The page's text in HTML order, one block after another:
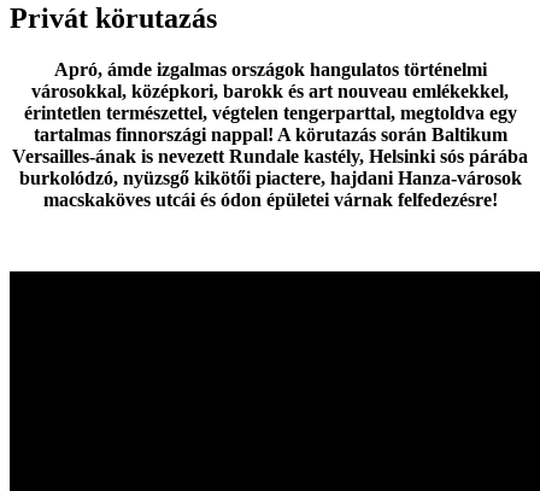
Privát körutazás
Apró, ámde izgalmas országok hangulatos történelmi
városokkal, középkori, barokk és art nouveau emlékekkel,
érintetlen természettel, végtelen tengerparttal, megtoldva egy
tartalmas finnországi nappal! A körutazás során Baltikum
Versailles-ának is nevezett Rundale kastély, Helsinki sós párába
burkolódzó, nyüzsgő kikötői piactere, hajdani Hanza-városok
macskaköves utcái és ódon épületei várnak felfedezésre!